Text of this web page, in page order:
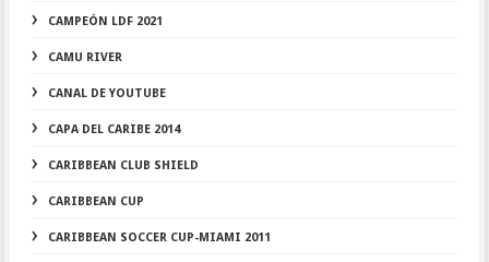
CAMPEÓN LDF 2021
CAMU RIVER
CANAL DE YOUTUBE
CAPA DEL CARIBE 2014
CARIBBEAN CLUB SHIELD
CARIBBEAN CUP
CARIBBEAN SOCCER CUP-MIAMI 2011